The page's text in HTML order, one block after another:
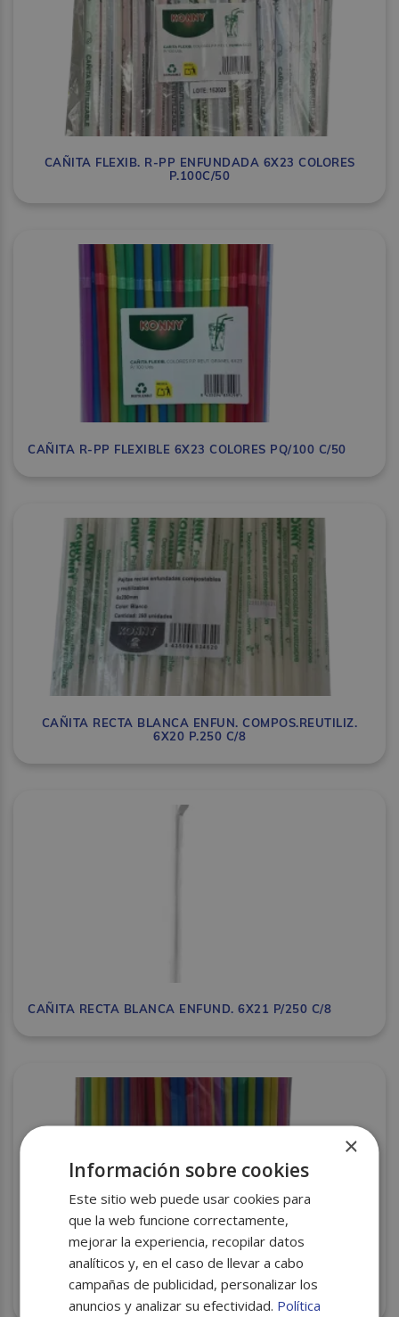
CAÑITA FLEXIB. R-PP ENFUNDADA 6X23 COLORES
P.100C/50
CAÑITA R-PP FLEXIBLE 6X23 COLORES PQ/100 C/50
CAÑITA RECTA BLANCA ENFUN. COMPOS.REUTILIZ.
6X20 P.250 C/8
CAÑITA RECTA BLANCA ENFUND. 6X21 P/250 C/8
CAÑITA RECTA COLORES P.P. REUT. GRANEL 6X20
P.250 C/20
×
Información sobre cookies
Este sitio web puede usar cookies para
que la web funcione correctamente,
mejorar la experiencia, recopilar datos
analíticos y, en el caso de llevar a cabo
campañas de publicidad, personalizar los
anuncios y analizar su efectividad. Política